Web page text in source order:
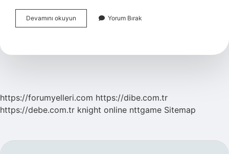
Devamını okuyun Karantina
Kitabında
Mı
Yorum Bırak
https://forumyelleri.com https://dibe.com.tr
https://debe.com.tr knight online nttgame Sitemap